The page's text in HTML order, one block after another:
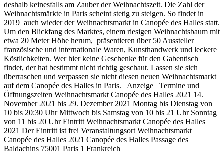
deshalb keinesfalls am Zauber der Weihnachtszeit. Die Zahl der
Weihnachtsmärkte in Paris scheint stetig zu steigen. So findet in
2019 auch wieder der Weihnachtsmarkt in Canopée des Halles statt.
Um den Blickfang des Marktes, einem riesigen Weihnachtsbaum mit
etwa 20 Meter Höhe herum, präsentieren über 50 Aussteller
französische und internationale Waren, Kunsthandwerk und leckere
Köstlichkeiten. Wer hier keine Geschenke für den Gabentisch
findet, der hat bestimmt nicht richtig geschaut. Lassen sie sich
überraschen und verpassen sie nicht diesen neuen Weihnachtsmarkt
auf dem Canopée des Halles in Paris. Anzeige Termine und
Öffnungszeiten Weihnachtsmarkt Canopée des Halles 2021 14.
November 2021 bis 29. Dezember 2021 Montag bis Dienstag von
10 bis 20:30 Uhr Mittwoch bis Samstag von 10 bis 21 Uhr Sonntag
von 11 bis 20 Uhr Eintritt Weihnachtsmarkt Canopée des Halles
2021 Der Eintritt ist frei Veranstaltungsort Weihnachtsmarkt
Canopée des Halles 2021 Canopée des Halles Passage des
Baldachins 75001 Paris 1 Frankreich